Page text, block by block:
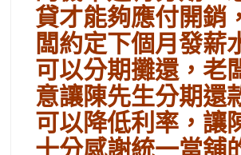
貸才能夠應付開銷
闆約定下個月發薪
可以分期攤還，老
意讓陳先生分期還
可以降低利率，讓